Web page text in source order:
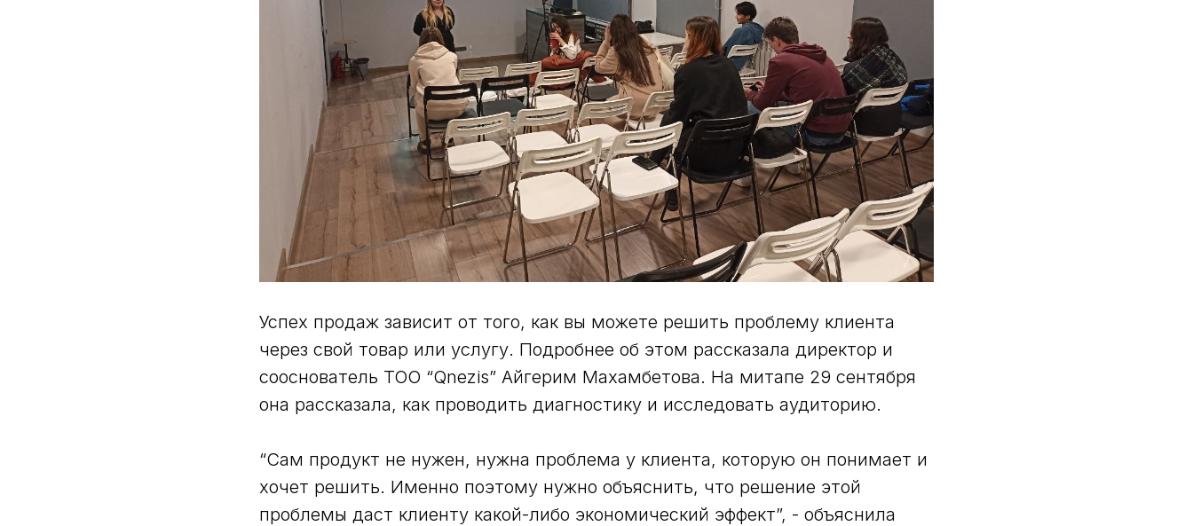
Успех продаж зависит от того, как вы можете решить проблему клиента
через свой товар или услугу. Подробнее об этом рассказала директор и
сооснователь ТОО “Qnezis” Айгерим Махамбетова. На митапе 29 сентября
она рассказала, как проводить диагностику и исследовать аудиторию.
“Сам продукт не нужен, нужна проблема у клиента, которую он понимает и
хочет решить. Именно поэтому нужно объяснить, что решение этой
проблемы даст клиенту какой-либо экономический эффект”, - объяснила